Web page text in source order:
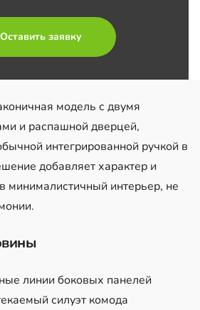
Оставить заявку
модель с двумя
и распашной дверцей,
интегрированной ручкой в
добавляет характер и
минималистичный интерьер, не
линии боковых панелей
силуэт комода